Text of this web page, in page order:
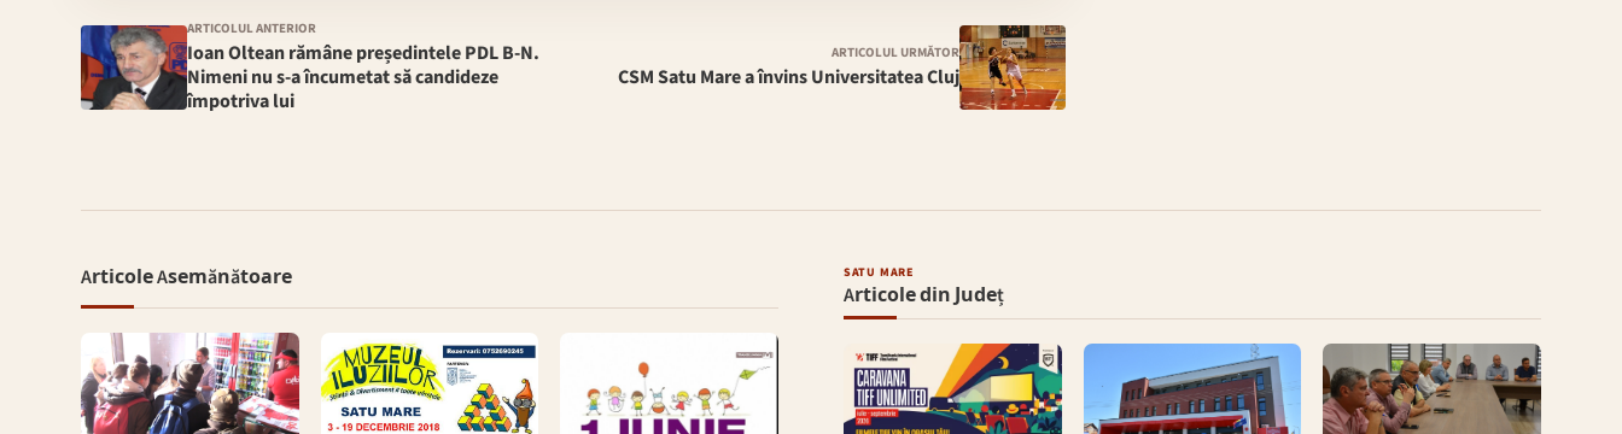
ARTICOLUL ANTERIOR
Ioan Oltean rămâne președintele PDL B-N.
Nimeni nu s-a încumetat să candideze
împotriva lui
ARTICOLUL URMĂTOR
CSM Satu Mare a învins Universitatea Cluj
Articole Asemănătoare SATU MARE
Articole din Județ